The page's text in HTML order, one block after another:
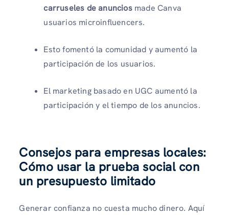
carruseles de anunciosmade Canva
usuarios microinfluencers.
Esto fomentó la comunidad y aumentó la
participación de los usuarios.
El marketing basado en UGC aumentó la
participación y el tiempo de los anuncios.
Consejos para empresas locales:
Cómo usar la prueba social con
un presupuesto limitado
Generar confianza no cuesta mucho dinero. Aquí